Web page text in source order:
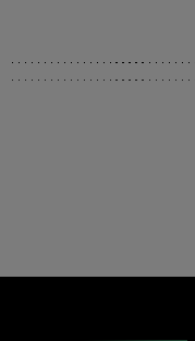
Hírek